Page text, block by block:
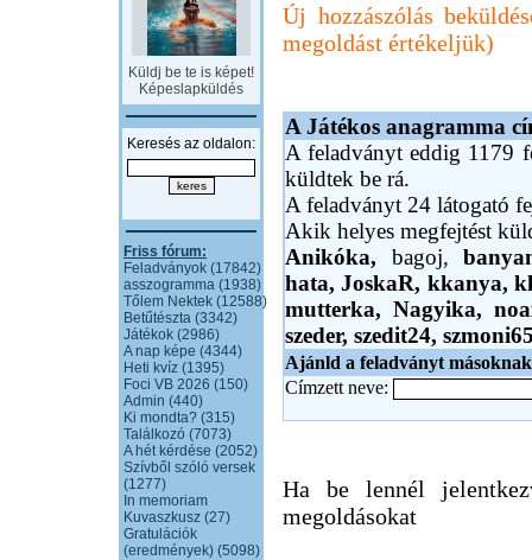
Küldj be te is képet!
Képeslapküldés
Keresés az oldalon:
Friss fórum:
Feladványok (17842)
asszogramma (1938)
Tőlem Nektek (12588)
Betűtészta (3342)
Játékok (2986)
A nap képe (4344)
Heti kvíz (1395)
Foci VB 2026 (150)
Admin (440)
Ki mondta? (315)
Találkozó (7073)
A hét kérdése (2052)
Szívből szóló versek
(1277)
In memoriam
Kuvaszkusz (27)
Gratulációk
(eredmények) (5098)
Új hozzászólás
megoldást értékeljük)
A Játékos anagramma
A feladványt eddig 1179
küldtek be rá.
A feladványt 24 látogató
Akik helyes megfejtést
Anikóka, bagoj,
hata,JoskaR, kkanya,
mutterka, Nagyika,
szeder, szedit24,
Ajánld a feladványt
Címzett neve:
Ha be lennél
megoldásokat